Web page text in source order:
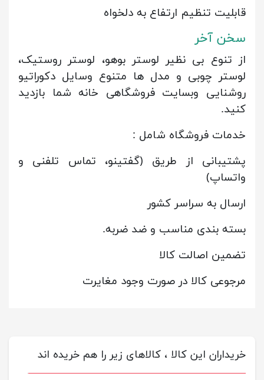
قابلیت تنظیم ارتفاع به دلخواه
سخن آخر
از تنوع بی نظیر لوستر بوهو، لوستر روستیک،
لوستر چوبی و مدل ها متنوع وسایل دکوراتیو
روشنایی وبسایت فروشگاهی خانه شما بازدید
کنید.
خدمات فروشگاه شامل :
پشتیبانی از طریق (گفتینو، تماس تلفنی و
واتساپ)
ارسال به سراسر کشور
بسته بندی مناسب و ضد ضربه.
تضمین اصالت کالا
مرجوعی کالا در صورت وجود مغایرت
خریداران این کالا ، کالاهای زیر را هم خریده اند